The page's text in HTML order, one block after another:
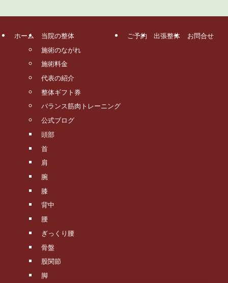
ホーム
当院の整体
施術のながれ
施術料金
代表の紹介
整体ギフト券
バランス筋肉トレーニング
公式ブログ
頭部
首
肩
腕
膝
背中
腰
ぎっくり腰
骨盤
股関節
脚
ご予約 出張整体 お問合せ